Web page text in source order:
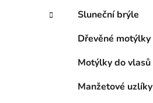
Sluneční brýle
Dřevěné motýlky
Motýlky do vlasů
Manžetové uzlíky